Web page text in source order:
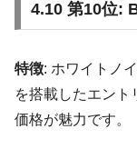
4.10 第10位:
特徴: ホワイトノ
を搭載したエント
価格が魅力です。